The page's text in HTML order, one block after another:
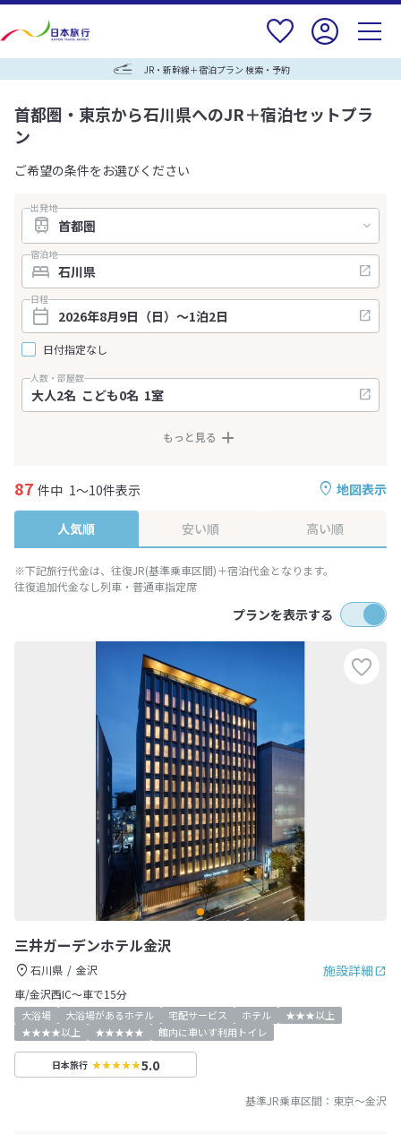
JR・新幹線＋宿泊プラン 検索・予約
首都圏・東京から石川県へのJR＋宿泊セットプラ
ン
ご希望の条件をお選びください
出発地
宿泊地
日程
日付指定なし
人数・部屋数
もっと見る
地図表示
87 件中 1～10件表示
人気順 安い順 高い順
※下記旅行代金は、往復JR(基準乗車区間)＋宿泊代金となります。
往復追加代金なし列車・普通車指定席
プランを表示する
三井ガーデンホテル金沢
施設詳細
石川県
金沢
車/金沢西IC～車で15分
大浴場 大浴場があるホテル 宅配サービス ホテル
★★★以上
★★★★以上
★★★★★ 館内に車いす利用トイレ
日本旅行 5.0
基準JR乗車区間： 東京～金沢